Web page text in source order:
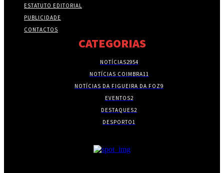
ESTATUTO EDITORIAL
PUBLICIDADE
CONTACTOS
CATEGORIAS
NOTÍCIAS2954
NOTÍCIAS COIMBRA11
NOTÍCIAS DA FIGUEIRA DA FOZ9
EVENTOS2
DESTAQUES2
DESPORTO1